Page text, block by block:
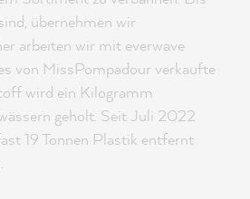
übernehmen wir
arbeiten wir mit everwave
von MissPompadour verkaufte
wird ein Kilogramm
geholt. Seit Juli 2022
19 Tonnen Plastik entfernt